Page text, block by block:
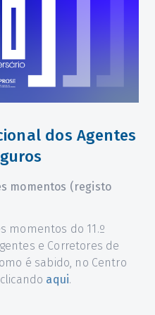
dos Agentes
momentos (registo
momentos do 11.º
e Corretores de
é sabido, no Centro
aqui.